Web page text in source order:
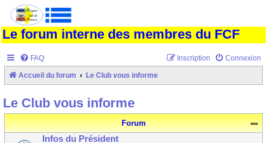
Le forum interne des membres du FCF
FAQ Connexion
Inscription
Accueil du forum Le Club vous informe
Le Club vous informe
Forum
Infos du Président